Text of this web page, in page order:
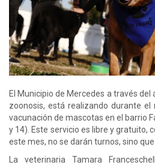
El Municipio de Mercedes a través del
zoonosis, está realizando durante
vacunación de mascotas en el barrio
y 14). Este servicio es libre y gratuito,
este mes, no se darán turnos, sino
La veterinaria Tamara